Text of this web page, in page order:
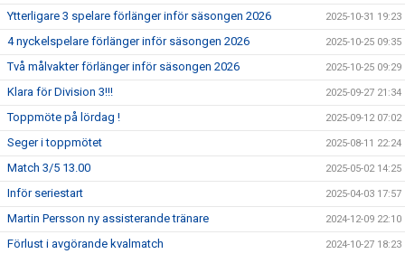
Ytterligare 3 spelare förlänger inför säsongen 2026 2025-10-31 19:23
4 nyckelspelare förlänger inför säsongen 2026 2025-10-25 09:35
Två målvakter förlänger inför säsongen 2026 2025-10-25 09:29
Klara för Division 3!!! 2025-09-27 21:34
Toppmöte på lördag ! 2025-09-12 07:02
Seger i toppmötet 2025-08-11 22:24
Match 3/5 13.00 2025-05-02 14:25
Inför seriestart 2025-04-03 17:57
Martin Persson ny assisterande tränare 2024-12-09 22:10
Förlust i avgörande kvalmatch 2024-10-27 18:23